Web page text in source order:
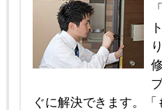
ぐに解決できます。